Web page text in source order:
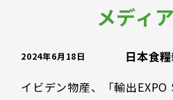
メディ
2024年6月18日
日本食
イビデン物産、「輸出EXPO